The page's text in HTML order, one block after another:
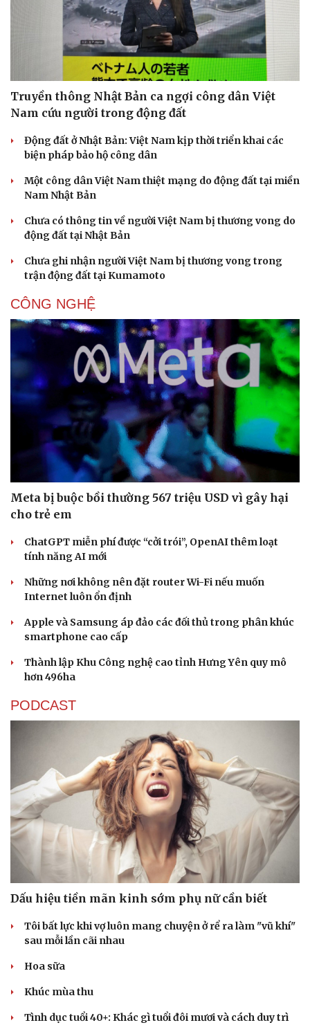
Sức khỏe
Dinh dưỡng - món ngon
Sản phụ khoa
Nhi khoa
Nam khoa
Làm đẹp - giảm cân
Phòng mạch online
Ăn sạch sống khỏe
Đời sống
Tình yêu - Gia đình
Truyền thông Nhật Bản ca ngợi công dân Việt
Nam cứu người trong động đất
Động đất ở Nhật Bản: Việt Nam kịp thời triển khai các
biện pháp bảo hộ công dân
Một công dân Việt Nam thiệt mạng do động đất tại miền
Nam Nhật Bản
Chưa có thông tin về người Việt Nam bị thương vong do
động đất tại Nhật Bản
Chưa ghi nhận người Việt Nam bị thương vong trong
trận động đất tại Kumamoto
CÔNG NGHỆ
Meta bị buộc bồi thường 567 triệu USD vì gây hại
cho trẻ em
ChatGPT miễn phí được “cởi trói”, OpenAI thêm loạt
tính năng AI mới
Những nơi không nên đặt router Wi-Fi nếu muốn
Internet luôn ổn định
Apple và Samsung áp đảo các đối thủ trong phân khúc
smartphone cao cấp
Thành lập Khu Công nghệ cao tỉnh Hưng Yên quy mô
hơn 496ha
PODCAST
Dấu hiệu tiền mãn kinh sớm phụ nữ cần biết
Tôi bất lực khi vợ luôn mang chuyện ở rể ra làm "vũ khí"
sau mỗi lần cãi nhau
Hoa sữa
Khúc mùa thu
Tình dục tuổi 40+: Khác gì tuổi đôi mươi và cách duy trì